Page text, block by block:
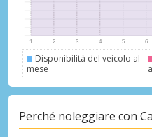
Disponibilità del veicolo al
mese
Perché noleggiare con